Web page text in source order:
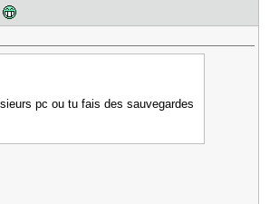
pc ou tu fais des sauvegardes